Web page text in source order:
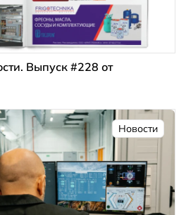
Выпуск #228 от
Новости